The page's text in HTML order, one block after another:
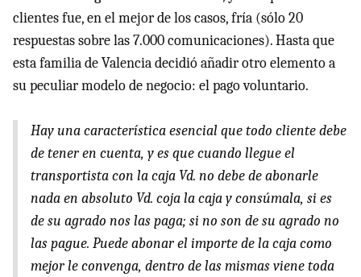
clientes fue, en el mejor de los casos, fría (sólo 20
respuestas sobre las 7.000 comunicaciones). Hasta que
esta familia de Valencia decidió añadir otro elemento a
su peculiar modelo de negocio: el pago voluntario.
Hay una característica esencial que todo cliente debe
de tener en cuenta, y es que cuando llegue el
transportista con la caja Vd. no debe de abonarle
nada en absoluto Vd. coja la caja y consúmala, si es
de su agrado nos las paga; si no son de su agrado no
las pague. Puede abonar el importe de la caja como
mejor le convenga, dentro de las mismas viene toda